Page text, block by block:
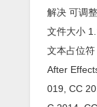
解决 可调
文件大小
文本占位
After
019, CC